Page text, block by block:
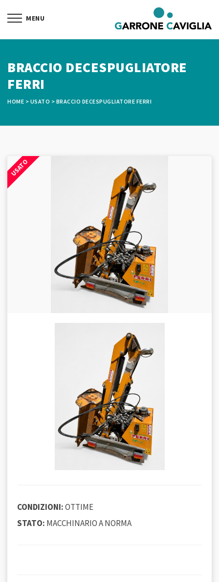
BRACCIO DECESPUGLIATORE
FERRI
HOME > USATO > BRACCIO DECESPUGLIATORE FERRI
USATO
CONDIZIONI:OTTIME
STATO: MACCHINARIO A NORMA